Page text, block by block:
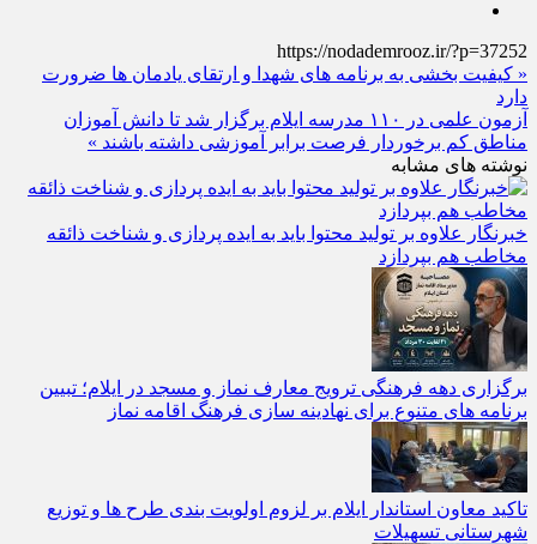
https://nodademrooz.ir/?p=37252
« کیفیت‌ بخشی به برنامه‌ های شهدا و ارتقای یادمان‌ ها ضرورت
دارد
آزمون علمی در ۱۱۰ مدرسه ایلام برگزار شد تا دانش‌ آموزان
مناطق کم‌ برخوردار فرصت برابر آموزشی داشته باشند »
نوشته های مشابه
خبرنگار علاوه بر تولید محتوا باید به ایده‌ پردازی و شناخت ذائقه
مخاطب هم بپردازد
برگزاری دهه فرهنگی ترویج معارف نماز و مسجد در ایلام؛ تبیین
برنامه‌ های متنوع برای نهادینه‌ سازی فرهنگ اقامه نماز
تاکید معاون استاندار ایلام بر لزوم اولویت‌ بندی طرح‌ ها و توزیع
شهرستانی تسهیلات